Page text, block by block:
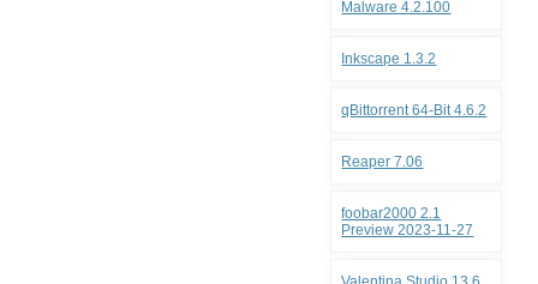
Malware 4.2.100
Inkscape 1.3.2
qBittorrent 64-Bit 4.6.2
Reaper 7.06
foobar2000 2.1
Preview 2023-11-27